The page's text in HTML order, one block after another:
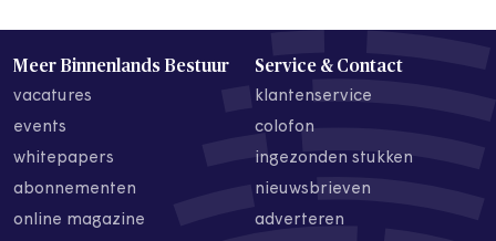
Meer Binnenlands Bestuur
vacatures
events
whitepapers
abonnementen
online magazine
Service & Contact
klantenservice
colofon
ingezonden stukken
nieuwsbrieven
adverteren